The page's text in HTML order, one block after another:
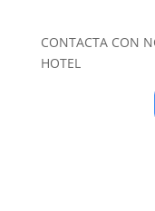
CONTACTA CON
HOTEL